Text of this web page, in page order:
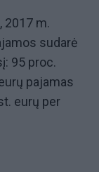
m.
sudarė
95 proc.
pajamas
eurų per